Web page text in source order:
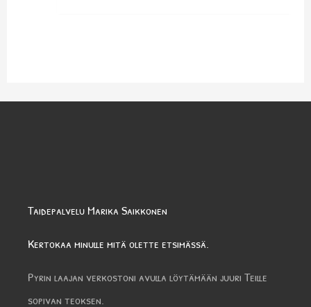
Taidepalvelu Marika Saikkonen
Kertokaa minulle mitä olette etsimässä.
Pyrin laajan verkostoni avulla löytämään juuri Teille
sopivan teoksen.